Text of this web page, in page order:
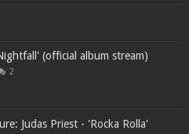
(official album stream)
2
Judas Priest - 'Rocka Rolla'